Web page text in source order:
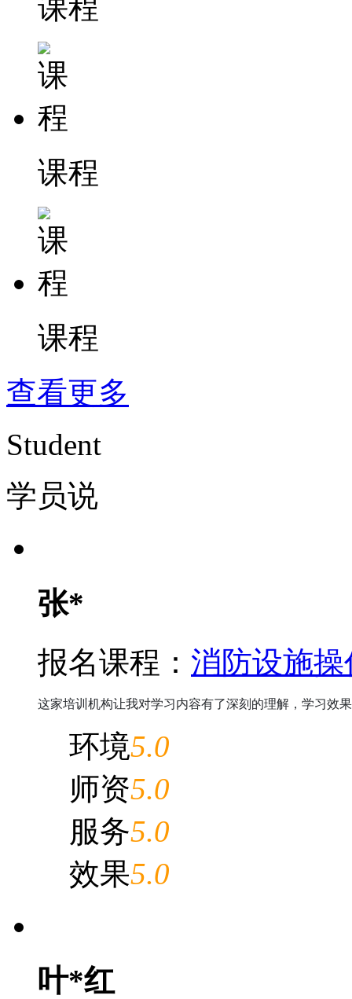
课程
课程
课程
查看更多
Student
学员说
张*
报名课程： 消防设施操
这家培训机构让我对学习内容有了深刻的理解，学习效
环境5.0
师资5.0
服务5.0
效果5.0
叶*红